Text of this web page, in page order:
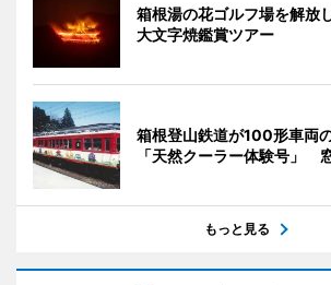
箱根湯の花ゴルフ場を解放
大文字焼鑑賞ツアー
箱根登山鉄道が100形車両
「天然クーラー体験号」
もっと見る